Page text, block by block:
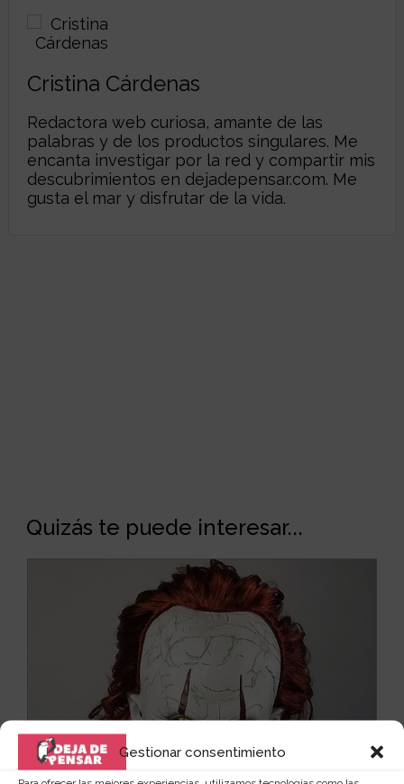
Gestionar consentimiento
Cristina Cárdenas
Redactora web curiosa, amante de las
palabras y de los productos singulares. Me
encanta investigar por la red y compartir mis
descubrimientos en dejadepensar.com. Me
gusta el mar y disfrutar de la vida.
Quizás te puede interesar...